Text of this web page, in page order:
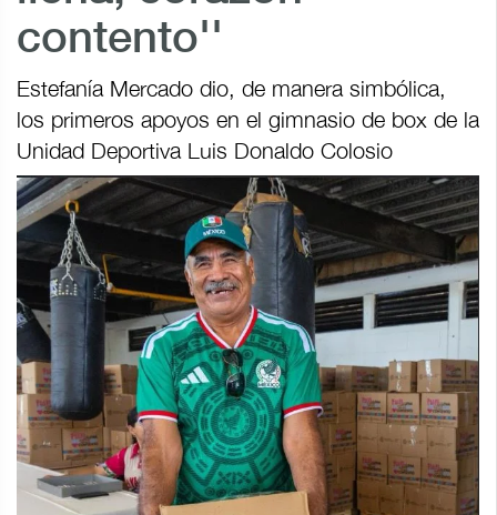
contento''
Estefanía Mercado dio, de manera simbólica,
los primeros apoyos en el gimnasio de box de la
Unidad Deportiva Luis Donaldo Colosio